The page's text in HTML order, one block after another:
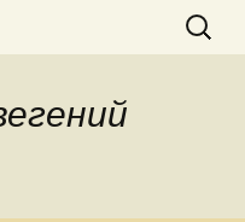
писателя,
Найти: